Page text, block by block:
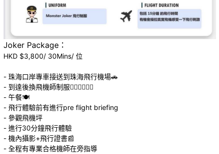
Joker Package：
HKD $3,800/ 30Mins/ 位
- 珠海口岸專車接送到珠海飛行機場🚗
- 到達後換飛機師制服👩🏻‍✈️🧑🏻‍✈️
- 午餐🍽️
- 飛行體驗前有進行pre flight briefing
- 參觀飛機坪
- 進行30分鐘飛行體驗
- 機內攝影+飛行證書📰
- 全程有專業合格機師在旁指導